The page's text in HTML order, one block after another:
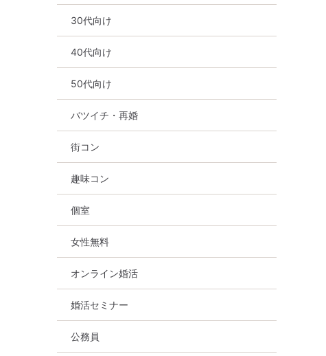
30代向け
40代向け
50代向け
バツイチ・再婚
街コン
趣味コン
個室
女性無料
オンライン婚活
婚活セミナー
公務員